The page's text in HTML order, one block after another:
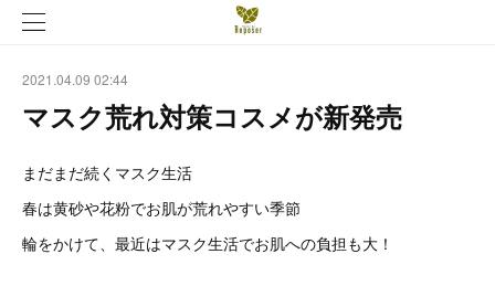
2021.04.09 02:44
マスク荒れ対策コスメが新発売
まだまだ続くマスク生活
春は黄砂や花粉でお肌が荒れやすい季節
輪をかけて、最近はマスク生活でお肌への負担も大！